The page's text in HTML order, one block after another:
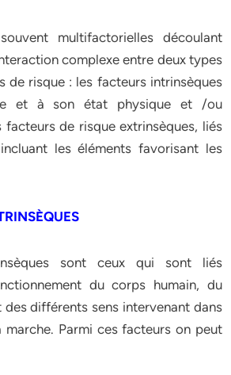
multifactorielles découlant
complexe entre deux types
de risque : les facteurs intrinsèques
et à son état physique et /ou
de risque extrinsèques, liés
les éléments favorisant les
sont ceux qui sont liés
du corps humain, du
des différents sens intervenant dans
marche. Parmi ces facteurs on peut